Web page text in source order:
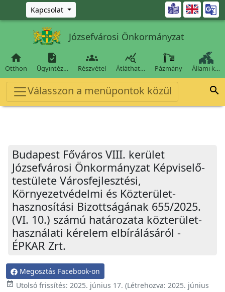
Ugrás a fő tartalomra
Kapcsolat 
Józsefvárosi Önkormányzat

Otthon

Ügyintéz…

Részvétel

Átláthat… Pázmány Állami k…
Válasszon a menüpontok közül 
Budapest Főváros VIII. kerület
Józsefvárosi Önkormányzat Képviselő-
testülete Városfejlesztési,
Környezetvédelmi és Közterület-
hasznosítási Bizottságának 655/2025.
(VI. 10.) számú határozata közterület-
használati kérelem elbírálásáról -
ÉPKAR Zrt.
Megosztás Facebook-on
event_available Utolsó frissítés: 2025. június 17. (Létrehozva: 2025. június